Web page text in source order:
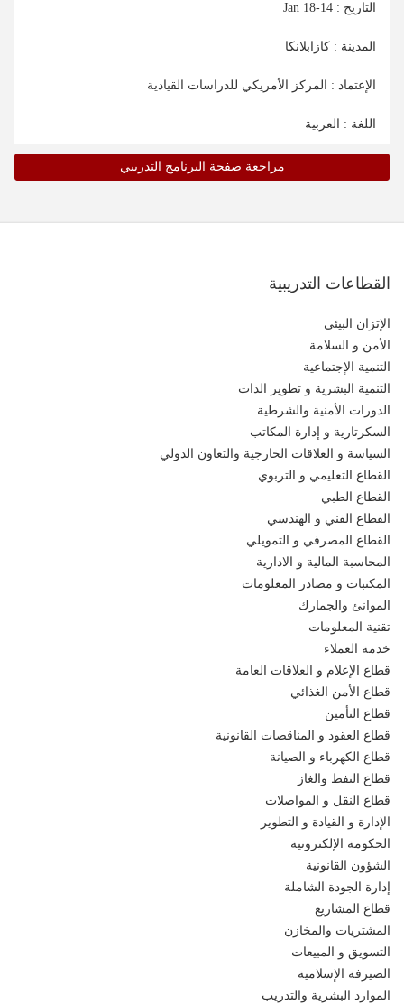
التاريخ : 14-18 Jan
المدينة : كازابلانكا
الإعتماد : المركز الأمريكي للدراسات القيادية
اللغة : العربية
مراجعة صفحة البرنامج التدريبي
القطاعات التدريبية
الإتزان البيئي
الأمن و السلامة
التنمية الإجتماعية
التنمية البشرية و تطوير الذات
الدورات الأمنية والشرطية
السكرتارية و إدارة المكاتب
السياسة و العلاقات الخارجية والتعاون الدولي
القطاع التعليمي و التربوي
القطاع الطبي
القطاع الفني و الهندسي
القطاع المصرفي و التمويلي
المحاسبة المالية و الادارية
المكتبات و مصادر المعلومات
الموانئ والجمارك
تقنية المعلومات
خدمة العملاء
قطاع الإعلام و العلاقات العامة
قطاع الأمن الغذائي
قطاع التأمين
قطاع العقود و المناقصات القانونية
قطاع الكهرباء و الصيانة
قطاع النفط والغاز
قطاع النقل و المواصلات
الإدارة و القيادة و التطوير
الحكومة الإلكترونية
الشؤون القانونية
إدارة الجودة الشاملة
قطاع المشاريع
المشتريات والمخازن
التسويق و المبيعات
الصيرفة الإسلامية
الموارد البشرية والتدريب